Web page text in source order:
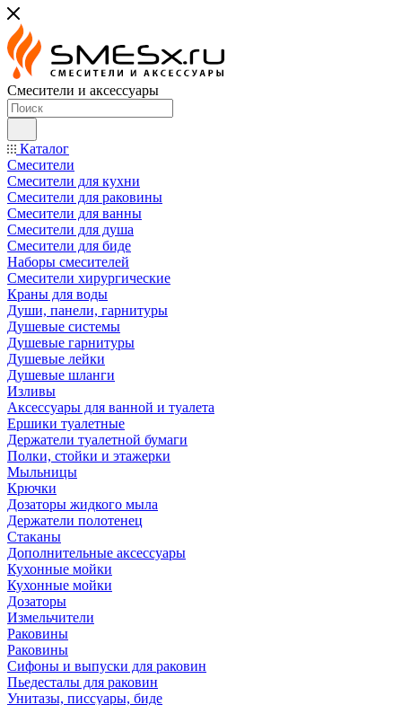
Смесители и аксессуары
Каталог
Смесители
Смесители для кухни
Смесители для раковины
Смесители для ванны
Смесители для душа
Смесители для биде
Наборы смесителей
Смесители хирургические
Краны для воды
Души, панели, гарнитуры
Душевые системы
Душевые гарнитуры
Душевые лейки
Душевые шланги
Изливы
Аксессуары для ванной и туалета
Ершики туалетные
Держатели туалетной бумаги
Полки, стойки и этажерки
Мыльницы
Крючки
Дозаторы жидкого мыла
Держатели полотенец
Стаканы
Дополнительные аксессуары
Кухонные мойки
Кухонные мойки
Дозаторы
Измельчители
Раковины
Раковины
Сифоны и выпуски для раковин
Пьедесталы для раковин
Унитазы, писсуары, биде